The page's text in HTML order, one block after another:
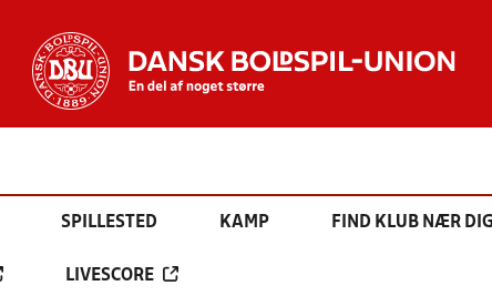
SPILLESTED KAMP FIND KLUB NÆR
LIVESCORE